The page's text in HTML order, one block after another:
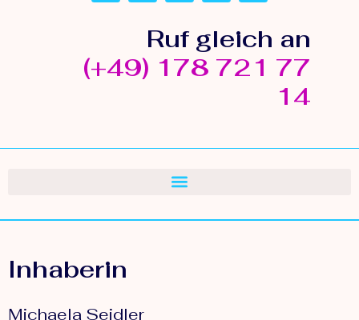
Ruf gleich an
(+49) 178 721 77
14
Inhaberin
Michaela Seidler